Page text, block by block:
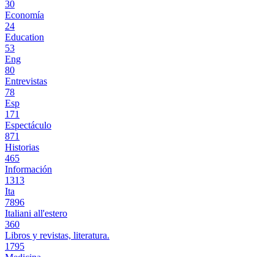
30
Economía
24
Education
53
Eng
80
Entrevistas
78
Esp
171
Espectáculo
871
Historias
465
Información
1313
Ita
7896
Italiani all'estero
360
Libros y revistas, literatura.
1795